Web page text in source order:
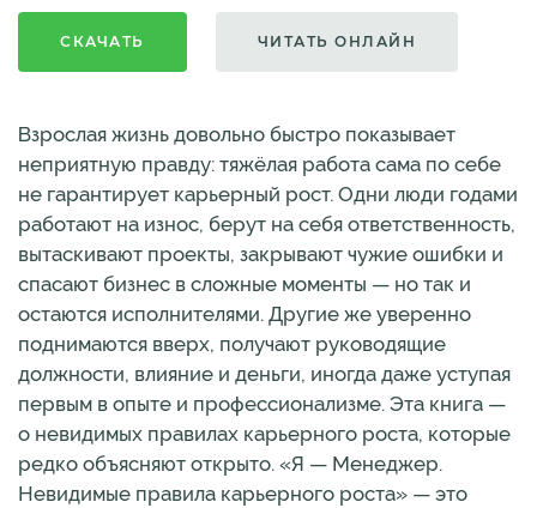
СКАЧАТЬ ЧИТАТЬ ОНЛАЙН
Взрослая жизнь довольно быстро показывает
неприятную правду: тяжёлая работа сама по себе
не гарантирует карьерный рост. Одни люди годами
работают на износ, берут на себя ответственность,
вытаскивают проекты, закрывают чужие ошибки и
спасают бизнес в сложные моменты — но так и
остаются исполнителями. Другие же уверенно
поднимаются вверх, получают руководящие
должности, влияние и деньги, иногда даже уступая
первым в опыте и профессионализме. Эта книга —
о невидимых правилах карьерного роста, которые
редко объясняют открыто. «Я — Менеджер.
Невидимые правила карьерного роста» — это